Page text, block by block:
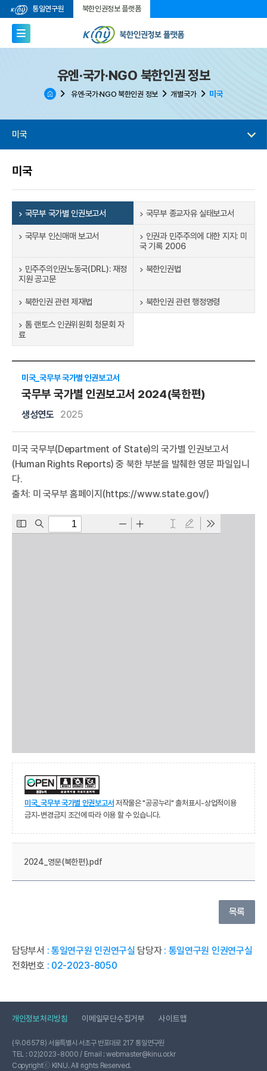
통일연구원 북한인권정보 플랫폼
유엔·국가·NGO 북한인권 정보
유엔·국가·NGO 북한인권 정보 개별국가 미국
미국
미국
국무부 국가별 인권보고서 국무부 종교자유 실태보고서
국무부 인신매매 보고서
인권과 민주주의에 대한 지지: 미
국 기록 2006
민주주의인권노동국(DRL): 재정
지원 공고문
북한인권법
북한인권 관련 제재법 북한인권 관련 행정명령
톰 랜토스 인권위원회 청문회 자
료
미국_국무부 국가별 인권보고서
국무부 국가별 인권보고서 2024(북한편)
생성연도 2025
미국 국무부(Department of State)의 국가별 인권보고서
(Human Rights Reports) 중 북한 부분을 발췌한 영문 파일입니
다.
출처: 미 국무부 홈페이지(https://www.state.gov/)
미국_국무부 국가별 인권보고서 저작물은 "공공누리" 출처표시-상업적이용
금지-변경금지 조건에 따라 이용 할 수 있습니다.
2024_영문(북한편).pdf
목록
담당부서 : 통일연구원 인권연구실 담당자 : 통일연구원 인권연구실
전화번호 : 02-2023-8050
개인정보처리방침 이메일무단수집거부 사이트맵
(우.06578) 서울특별시 서초구 반포대로 217 통일연구원
TEL : 02)2023-8000 / Email : webmaster@kinu.or.kr
Copyrightⓒ KINU. All rights Reserved.